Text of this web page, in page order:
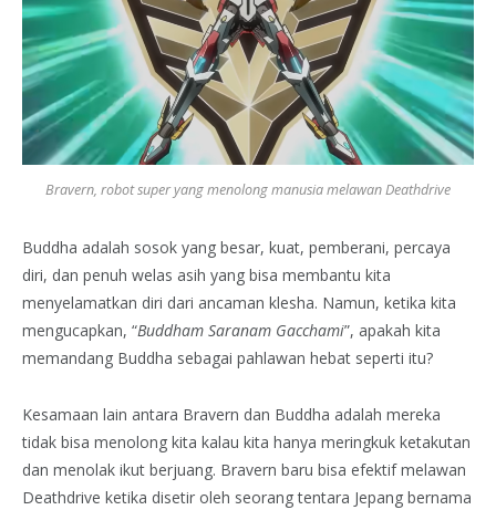
Bravern, robot super yang menolong manusia melawan Deathdrive
Buddha adalah sosok yang besar, kuat, pemberani, percaya
diri, dan penuh welas asih yang bisa membantu kita
menyelamatkan diri dari ancaman klesha. Namun, ketika kita
mengucapkan, “Buddham Saranam Gacchami”, apakah kita
memandang Buddha sebagai pahlawan hebat seperti itu?
Kesamaan lain antara Bravern dan Buddha adalah mereka
tidak bisa menolong kita kalau kita hanya meringkuk ketakutan
dan menolak ikut berjuang. Bravern baru bisa efektif melawan
Deathdrive ketika disetir oleh seorang tentara Jepang bernama